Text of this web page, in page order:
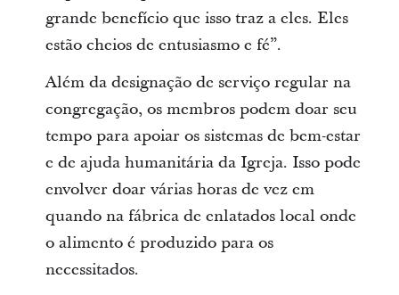
grande benefício que isso traz a eles. Eles
estão cheios de entusiasmo e fé”.
Além da designação de serviço regular na
congregação, os membros podem doar seu
tempo para apoiar os sistemas de bem-estar
e de ajuda humanitária da Igreja. Isso pode
envolver doar várias horas de vez em
quando na fábrica de enlatados local onde
o alimento é produzido para os
necessitados.